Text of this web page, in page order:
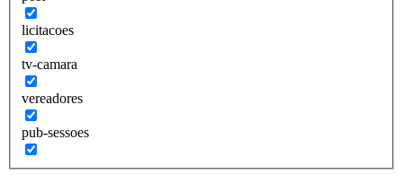
licitacoes
tv-camara
vereadores
pub-sessoes